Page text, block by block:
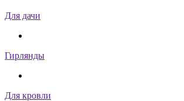
Для дачи
Гирлянды
Для кровли